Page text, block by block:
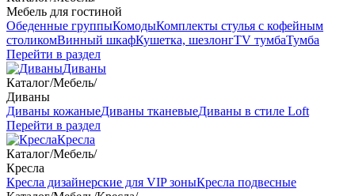
Мебель для гостиной
Обеденные группыКомодыКомплекты стулья с кофейным
столикомВинный шкафКушетка, шезлонгTV тумбаТумба
Перейти в раздел
Диваны
Каталог/Мебель/
Диваны
Диваны кожаныеДиваны тканевыеДиваны в стиле Loft
Перейти в раздел
Кресла
Каталог/Мебель/
Кресла
Кресла дизайнерские для VIP зоныКресла подвесные